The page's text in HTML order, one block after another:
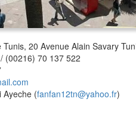
Tunis, 20 Avenue Alain Savary
(00216) 70 137 522
Ayeche (fanfan12tn@yahoo.fr)